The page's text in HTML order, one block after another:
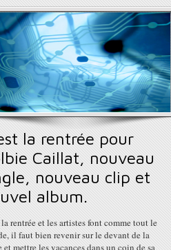
la rentrée pour
Caillat, nouveau
nouveau clip et
album.
rentrée et les artistes font comme tout le
il faut bien revenir sur le devant de la
et mettre les vacances dans un coin de sa